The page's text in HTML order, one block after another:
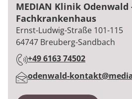
MEDIAN Klinik Odenwald
Fachkrankenhaus
:Ernst-Ludwig-Straße 101-115
64747 Breuberg-Sandbach
: +49 6163 74502
: odenwald-